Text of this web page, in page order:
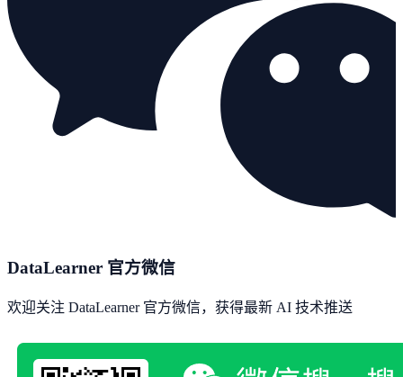
DataLearner 官方微信
欢迎关注 DataLearner 官方微信，获得最新 AI 技术推送